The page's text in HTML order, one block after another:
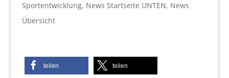
Sportentwicklung, News Startseite UNTEN, News
Übersicht
teilen teilen